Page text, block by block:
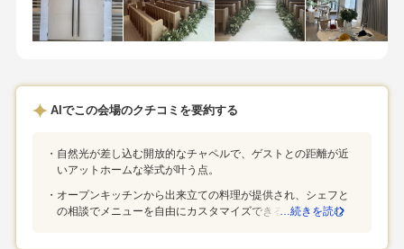
図を見て自分の理想に近かったため・子供がいても準備しやす
い環境・プランナー一貫性と打ち合わせ回数無制限に惹かれ
か。
す。近くに学習院大学があったり、閑静な住宅がたくさんある
ことから、アットホームな印象です。アットホームであるこ
いう思いがあり、気になって見学してみようと思いました。
AIでこの会場のクチコミを要約する
自然光が差し込む開放的なチャペルで、ゲストとの距離が近
いアットホームな挙式が叶う点。
オープンキッチンから出来立ての料理が提供され、シェフと
の相談でメニューを自由にカスタマイズできる点。…続きを読む